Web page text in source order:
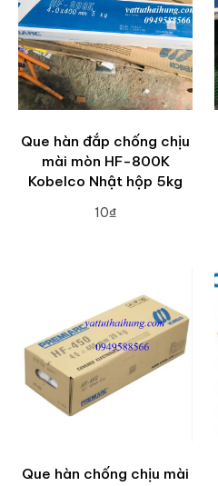
Que hàn đắp chống chịu
mài mòn HF-800K
Kobelco Nhật hộp 5kg
10₫
Que hàn chống chịu mài